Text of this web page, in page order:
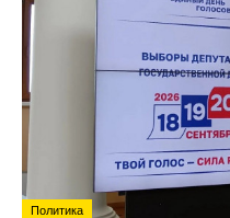
Политика